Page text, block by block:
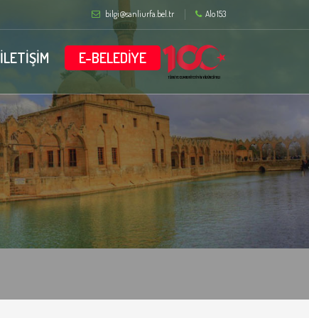
bilgi@sanliurfa.bel.tr Alo 153
İLETİŞİM E-BELEDİYE